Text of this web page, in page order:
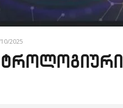
2025